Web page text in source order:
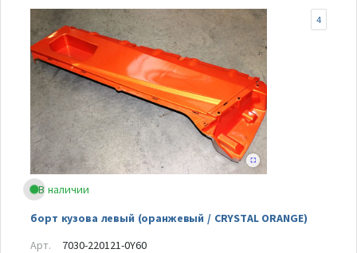
В наличии
борт кузова левый (оранжевый / CRYSTAL ORANGE)
4
Арт.
7030-220121-0Y60